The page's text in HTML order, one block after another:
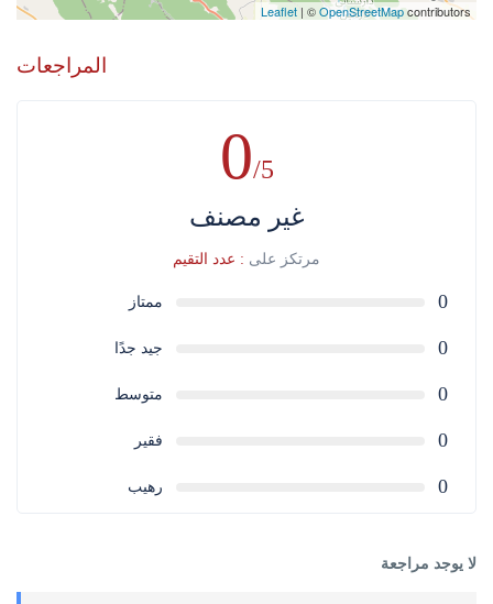
Leaflet | ©OpenStreetMapcontributors
المراجعات
0/5
غير مصنف
مرتكز على : عدد التقيم
ممتاز 0
جيد جدًا 0
متوسط 0
فقير 0
رهيب 0
لا يوجد مراجعة